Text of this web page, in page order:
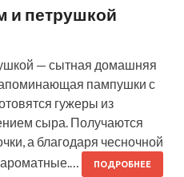
и петрушкой
— сытная домашняя
пампушки с
гужеры из
сыра. Получаются
а благодаря чесночной
ароматные.…
ПОДРОБНЕЕ